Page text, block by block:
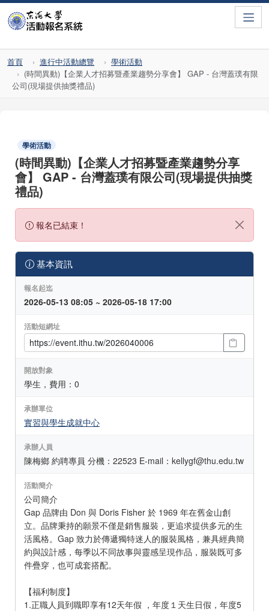
首頁 進行中活動總覽
學術活動
(時間異動)【企業人才招募暨產業趨勢分享會】 GAP - 台灣蓋璞有限
公司(現場提供抽獎禮品)
學術活動
(時間異動)【企業人才招募暨產業趨勢分享
會】 GAP - 台灣蓋璞有限公司(現場提供抽獎
禮品)
報名已結束！
基本資訊
報名起迄
2026-05-13 08:05 ~ 2026-05-18 17:00
活動短網址
開放對象
學生，費用：0
承辦單位
實習與學生成就中心
承辦人員
陳梅鄉 約聘專員 分機：22523 E-mail：kellygf@thu.edu.tw
活動簡介
公司簡介
Gap 品牌由 Don 與 Doris Fisher 於 1969 年在舊金山創
立。品牌秉持的願景不僅是銷售服裝，更追求提供多元的生
活風格。Gap 致力於傳遞獨特迷人的服裝風格，兼具經典簡
約與設計感，每季以不同故事與靈感呈現作品，服裝既可多
件疊穿，也可成套搭配。
【福利制度】
1.正職人員到職即享有12天年假 ，年度１天生日假，年度5